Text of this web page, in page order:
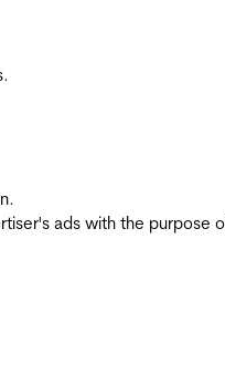
ads with the purpose